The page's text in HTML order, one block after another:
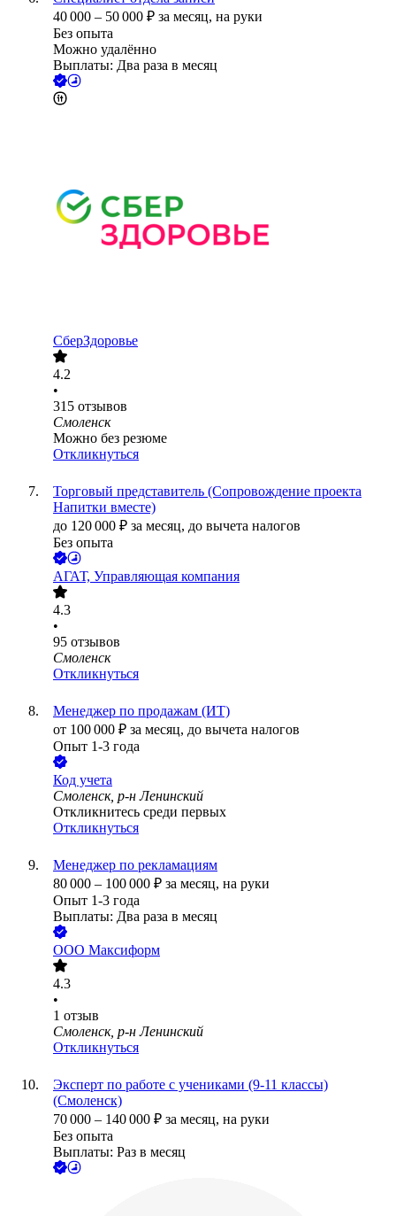
40 000 – 50 000 ₽ за месяц, на руки
Без опыта
Можно удалённо
Выплаты: Два раза в месяц
СберЗдоровье
4.2
•
315 отзывов
Смоленск
Можно без резюме
Откликнуться
Торговый представитель (Сопровождение проекта
Напитки вместе)
до 120 000 ₽ за месяц, до вычета налогов
Без опыта
АГАТ, Управляющая компания
4.3
•
95 отзывов
Смоленск
Откликнуться
Менеджер по продажам (ИТ)
от 100 000 ₽ за месяц, до вычета налогов
Опыт 1-3 года
Код учета
Смоленск, р-н Ленинский
Откликнитесь среди первых
Откликнуться
Менеджер по рекламациям
80 000 – 100 000 ₽ за месяц, на руки
Опыт 1-3 года
Выплаты: Два раза в месяц
ООО Максиформ
4.3
•
1 отзыв
Смоленск, р-н Ленинский
Откликнуться
Эксперт по работе с учениками (9-11 классы)
(Смоленск)
70 000 – 140 000 ₽ за месяц, на руки
Без опыта
Выплаты: Раз в месяц